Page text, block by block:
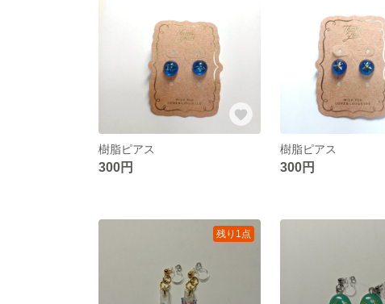
樹脂ピアス
300円
樹脂ピアス
300円
残り1点